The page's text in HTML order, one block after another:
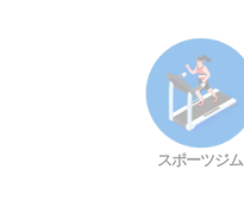
スポーツジム